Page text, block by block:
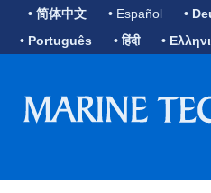
• 简体中文 • Español •
• Português
• हिंदी •